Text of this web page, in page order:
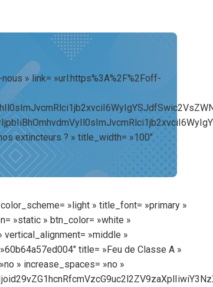
» link= »url:https%3A%2F%2Foff-
extincteurs ? » title_width= »100″